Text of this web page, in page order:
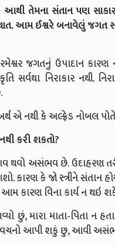
આથી તેમના સંતાન પણ
થાત. આમ ઈશ્વરે બનાવેલું જગત
જગતનું ઉપાદાન કારણ
નિરાકાર નથી.
એ નથી કે અલ્ફ્રેડ નોબલ
કરી શકતો?
થવો અસંભવ છે. ઉદાહરણ
કારણ કે જો સ્ત્રીને સંતાન
કારણ વિના કાર્ય ન થઇ
છું, મારા માતા-પિતા ન
આપી શકું છુ, આવી